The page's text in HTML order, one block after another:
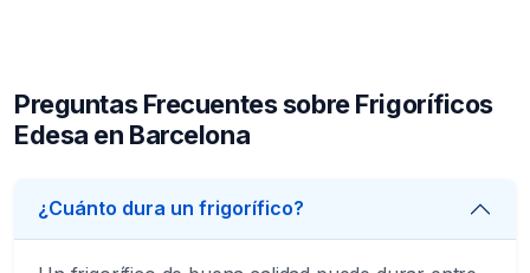
Preguntas Frecuentes sobre Frigoríficos
Edesa en Barcelona
¿Cuánto dura un frigorífico?